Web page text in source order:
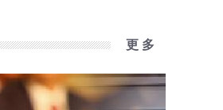
更 多